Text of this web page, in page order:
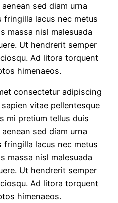
sed diam urna
fringilla lacus nec metus
massa nisl malesuada
Ut hendrerit semper
Ad litora torquent
himenaeos.
consectetur adipiscing
vitae pellentesque
mi pretium tellus duis
sed diam urna
fringilla lacus nec metus
massa nisl malesuada
Ut hendrerit semper
Ad litora torquent
himenaeos.